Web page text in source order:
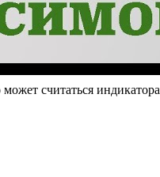
считаться